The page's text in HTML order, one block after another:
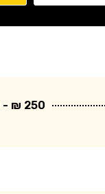
250 ₪ - 200 ₪